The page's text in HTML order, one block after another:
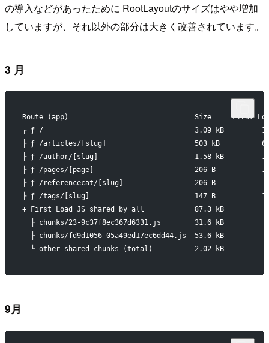
の導入などがあったために RootLayoutのサイズはやや増加
していますが、それ以外の部分は大きく改善されています。
3 月
Route (app)                              Size     First
┌ ƒ /                                    3.09 kB
├ ƒ /articles/[slug]                     503 kB
├ ƒ /author/[slug]                       1.58 kB
├ ƒ /pages/[page]                        206 B
├ ƒ /referencecat/[slug]                 206 B
├ ƒ /tags/[slug]                         147 B
+ First Load JS shared by all            87.3 kB
  ├ chunks/23-9c37f8ec367d6331.js        31.6 kB
  ├ chunks/fd9d1056-05a49ed17ec6dd44.js  53.6 kB
  └ other shared chunks (total)          2.02 kB
9月